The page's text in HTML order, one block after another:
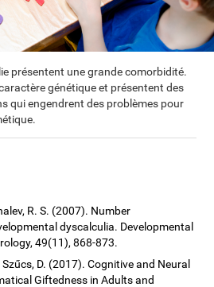
présentent une grande comorbidité.
génétique et présentent des
qui engendrent des problèmes pour
R. S. (2007). Number
dyscalculia. Developmental
49(11), 868-873.
Szűcs, D. (2017). Cognitive and Neural
Giftedness in Adults and